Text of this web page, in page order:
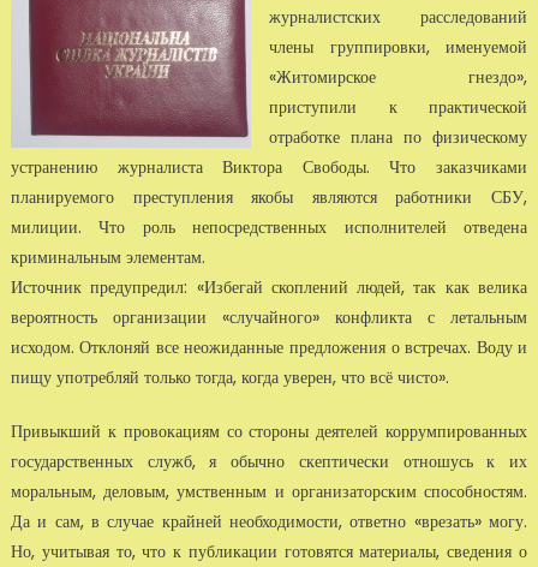
журналистских расследований
члены группировки, именуемой
«Житомирское гнездо»,
приступили к практической
отработке плана по физичес­кому
устранению журналиста Виктора Свободы. Что заказчиками
планируемого преступле­ния якобы являются работники СБУ,
милиции. Что роль непосредственных исполнителей отведена
криминальным элементам.
Источник предупредил: «Избегай скоплений людей, так как велика
вероятность организа­ции «случайного» конфликта с летальным
исходом. Отклоняй все неожиданные предло­жения о встречах. Воду и
пищу употребляй только тогда, когда уверен, что всё чисто».
При­выкший к провокациям со стороны деятелей коррумпированных
государственных служб, я обычно скептически отношусь к их
моральным, деловым, умственным и организаторским способностям.
Да и сам, в случае крайней необходимости, ответно «врезать» могу.
Но, учи­тывая то, что к публикации готовятся материалы, сведения о